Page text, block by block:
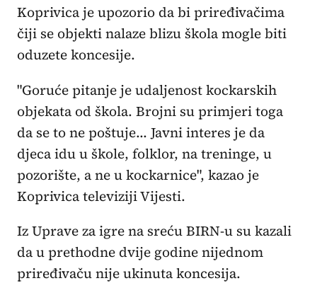
Koprivica je upozorio da bi priređivačima
čiji se objekti nalaze blizu škola mogle biti
oduzete koncesije.
"Goruće pitanje je udaljenost kockarskih
objekata od škola. Brojni su primjeri toga
da se to ne poštuje… Javni interes je da
djeca idu u škole, folklor, na treninge, u
pozorište, a ne u kockarnice", kazao je
Koprivica televiziji Vijesti.
Iz Uprave za igre na sreću BIRN-u su kazali
da u prethodne dvije godine nijednom
priređivaču nije ukinuta koncesija.